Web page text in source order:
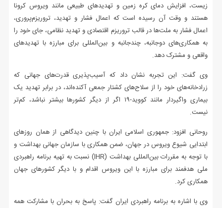
زیست، افزایش دمای کره زمین و تهدیدهای طبیعی مانند ویروس کرونا
هستند و وقت آن رسیده است که اعمال فشار و تهدید، تروریزم‌پروری،
اعمال فشار به ملت‌ها در قالب تروریزم اقتصادی و تهدید نظامی، جای خود را
به همکاری‌های دوجانبه، چندجانبه و بین‌المللی برای مبارزه با تهدیدهای
واقعی و مشترک دهد.
وی گفت: این تجربه نشان داد که آسیب‌پذیری قدرت‌های جهانی که
زرادخانه‌های خود را از سلاح‌های کشتار جمعی آکنده‌اند، در برابر تهدید یک
بیماری واگیردار مانند کووید-۱۹ اگر از دیگر کشورها بیشتر نباشد، کم‌تر
نیست.
روحانی افزود: جمهوری اسلامی ایران با چنین دیدگاهی از همان روزهای
ابتدایی شیوع ویروس در جهان، ضمن همکاری با سازمان جهانی بهداشت و
با توجه به مقررات بین‌المللی بهداشت (IHR) نسبت به تهیه برنامه راهبردی
ملی هدفمند برای مبارزه با این ویروس اقدام و با دیگر کشورهای جهان
همکاری کرد.
وی با اشاره به برنامه راهبردی ایران گفت: پاسخ به بحران با مشارکت همه